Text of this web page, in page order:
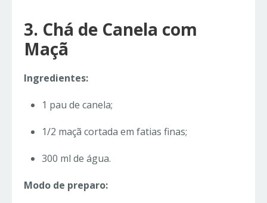
3. Chá de Canela com
Maçã
Ingredientes:
1 pau de canela;
1/2 maçã cortada em fatias finas;
300 ml de água.
Modo de preparo: